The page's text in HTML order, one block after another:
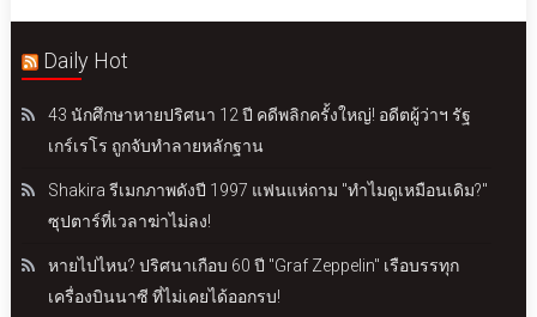
Daily Hot
43 นักศึกษาหายปริศนา 12 ปี คดีพลิกครั้งใหญ่! อดีตผู้ว่าฯ รัฐ
เกร์เรโร ถูกจับทำลายหลักฐาน
Shakira รีเมกภาพดังปี 1997 แฟนแห่ถาม "ทำไมดูเหมือนเดิม?"
ซุปตาร์ที่เวลาฆ่าไม่ลง!
หายไปไหน? ปริศนาเกือบ 60 ปี "Graf Zeppelin" เรือบรรทุก
เครื่องบินนาซี ที่ไม่เคยได้ออกรบ!